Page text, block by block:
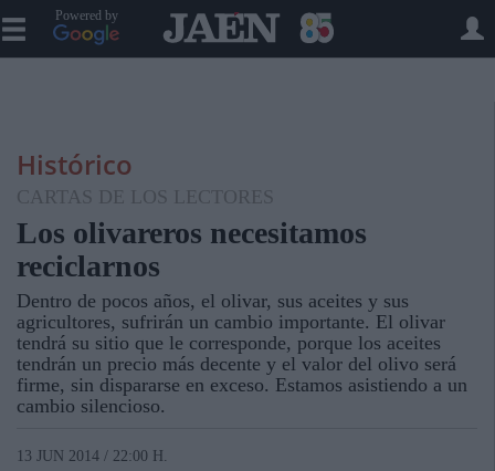
Powered by
Histórico
CARTAS DE LOS LECTORES
Los olivareros necesitamos
reciclarnos
Dentro de pocos años, el olivar, sus aceites y sus
agricultores, sufrirán un cambio importante. El olivar
tendrá su sitio que le corresponde, porque los aceites
tendrán un precio más decente y el valor del olivo será
firme, sin dispararse en exceso. Estamos asistiendo a un
cambio silencioso.
13 JUN 2014 / 22:00 H.